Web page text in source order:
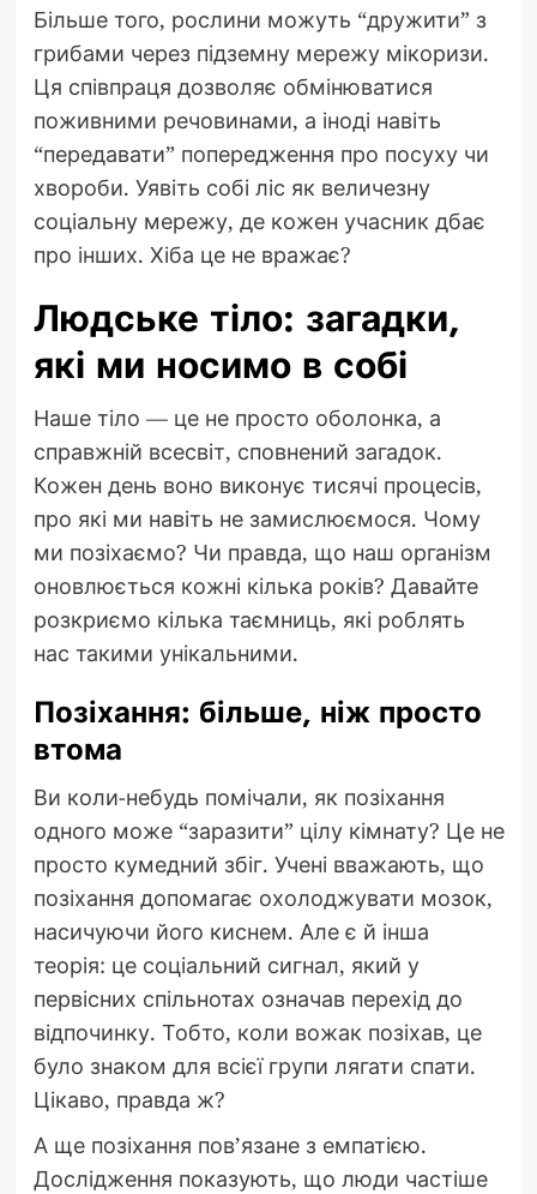
Більше того, рослини можуть “дружити” з
грибами через підземну мережу мікоризи.
Ця співпраця дозволяє обмінюватися
поживними речовинами, а іноді навіть
“передавати” попередження про посуху чи
хвороби. Уявіть собі ліс як величезну
соціальну мережу, де кожен учасник дбає
про інших. Хіба це не вражає?
Людське тіло: загадки,
які ми носимо в собі
Наше тіло — це не просто оболонка, а
справжній всесвіт, сповнений загадок.
Кожен день воно виконує тисячі процесів,
про які ми навіть не замислюємося. Чому
ми позіхаємо? Чи правда, що наш організм
оновлюється кожні кілька років? Давайте
розкриємо кілька таємниць, які роблять
нас такими унікальними.
Позіхання: більше, ніж просто
втома
Ви коли-небудь помічали, як позіхання
одного може “заразити” цілу кімнату? Це не
просто кумедний збіг. Учені вважають, що
позіхання допомагає охолоджувати мозок,
насичуючи його киснем. Але є й інша
теорія: це соціальний сигнал, який у
первісних спільнотах означав перехід до
відпочинку. Тобто, коли вожак позіхав, це
було знаком для всієї групи лягати спати.
Цікаво, правда ж?
А ще позіхання пов’язане з емпатією.
Дослідження показують, що люди частіше